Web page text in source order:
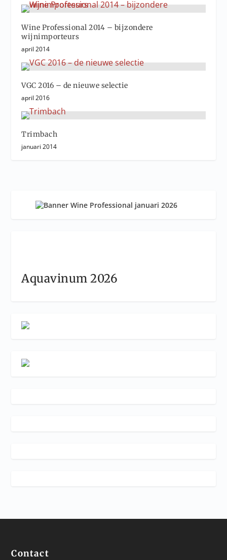
Wine Professional 2014 – bijzondere
wijnimporteurs
april 2014
VGC 2016 – de nieuwe selectie
april 2016
Trimbach
januari 2014
Aquavinum 2026
Contact